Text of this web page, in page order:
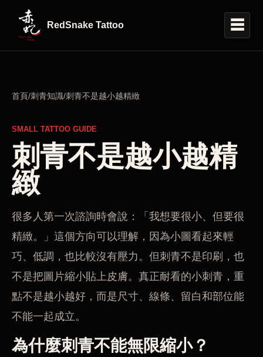
RedSnake Tattoo ☰
首頁/刺青知識/刺青不是越小越精緻
SMALL TATTOO GUIDE
刺青不是越小越精
緻
很多人第一次諮詢時會說：「我想要很小、但要很
精緻。」這個方向可以理解，因為小圖看起來輕
巧、低調，也比較沒有壓力。但刺青不是印刷，也
不是把圖片縮小貼上皮膚。真正耐看的小刺青，重
點不是越小越好，而是尺寸、線條、留白和部位能
不能一起成立。
為什麼刺青不能無限縮小？